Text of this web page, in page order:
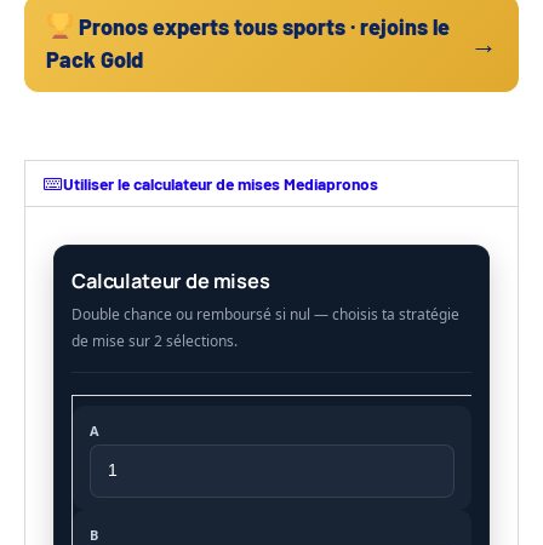
Pronos experts tous sports · rejoins le
Pack Gold
→
Utiliser le calculateur de mises Mediapronos
Calculateur de mises
A
B